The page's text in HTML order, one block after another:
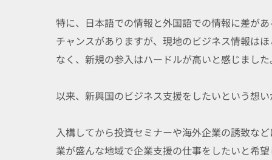
特に、日本語での情報と外国語での情報に差が
チャンスがありますが、現地のビジネス情報は
なく、新規の参入はハードルが高いと感じまし
以来、新興国のビジネス支援をしたいという想
入構してから投資セミナーや海外企業の誘致な
業が盛んな地域で企業支援の仕事をしたいと希